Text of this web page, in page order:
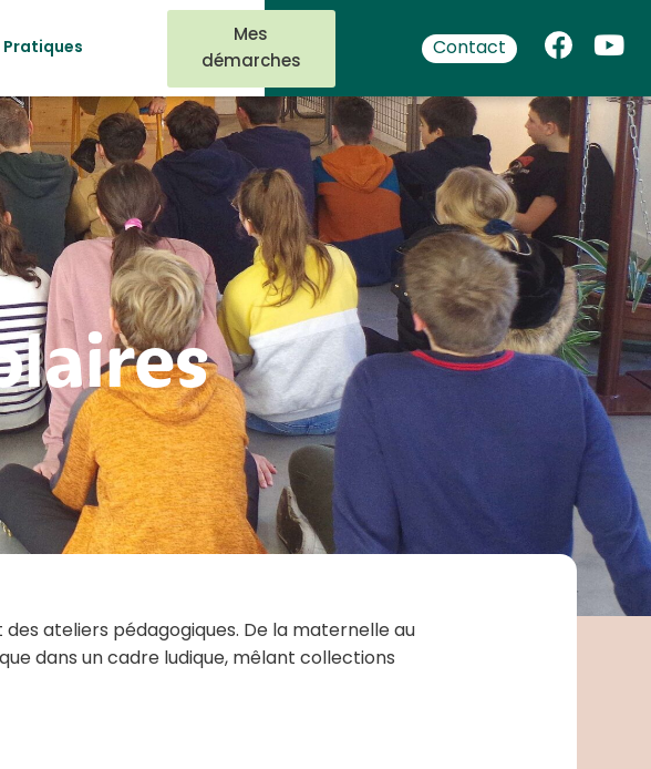
Pratiques
Mes
démarches
Contact
ateliers pédagogiques. De la maternelle au
dans un cadre ludique, mêlant collections